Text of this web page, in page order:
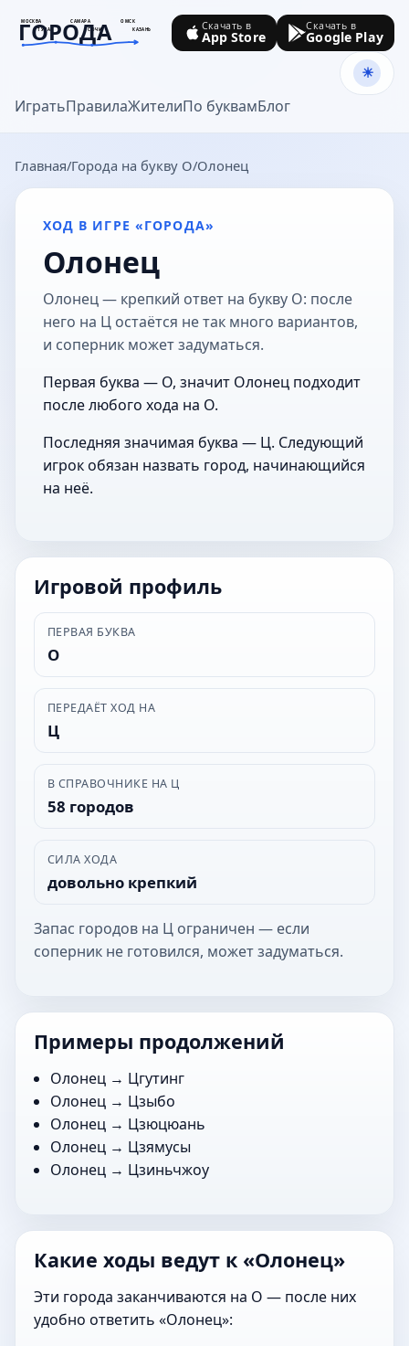
МОСКВА САМАРА
ОМСК
ТУЛА
СОЧИ КАЗАНЬ
ГОРОДА
goroda-na.ru
ИгратьПравилаЖителиПо буквамБлог
Скачать в
App Store
Скачать в
Google Play
Главная Города на букву О Олонец
ХОД В ИГРЕ «ГОРОДА»
Олонец
Олонец — крепкий ответ на букву О: после
него на Ц остаётся не так много вариантов,
и соперник может задуматься.
Первая буква — О, значит Олонец подходит
после любого хода на О.
Последняя значимая буква — Ц. Следующий
игрок обязан назвать город, начинающийся
на неё.
Игровой профиль
ПЕРВАЯ БУКВА
О
ПЕРЕДАЁТ ХОД НА
Ц
В СПРАВОЧНИКЕ НА Ц
58 городов
СИЛА ХОДА
довольно крепкий
Запас городов на Ц ограничен — если
соперник не готовился, может задуматься.
Примеры продолжений
Олонец → Цгутинг
Олонец → Цзыбо
Олонец → Цзюцюань
Олонец → Цзямусы
Олонец → Цзиньчжоу
Какие ходы ведут к «Олонец»
Эти города заканчиваются на О — после них
удобно ответить «Олонец»: